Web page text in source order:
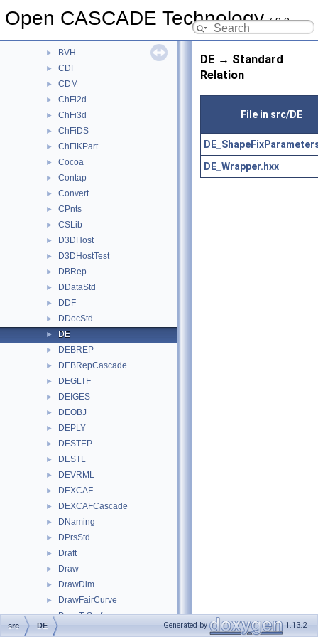
Open CASCADE Technology7.9.0
BSplCLib
► BVH
► CDF
► CDM
► ChFi2d
► ChFi3d
► ChFiDS
► ChFiKPart
► Cocoa
► Contap
► Convert
► CPnts
► CSLib
► D3DHost
► D3DHostTest
► DBRep
► DDataStd
► DDF
► DDocStd
► DE
► DEBREP
► DEBRepCascade
► DEGLTF
► DEIGES
► DEOBJ
► DEPLY
► DESTEP
► DESTL
► DEVRML
► DEXCAF
► DEXCAFCascade
► DNaming
► DPrsStd
► Draft
► Draw
► DrawDim
► DrawFairCurve
► DrawTrSurf
►
DE → Standard
Relation
File in src/DE
DE_Wrapper.hxx
src DE Generated by 1.13.2